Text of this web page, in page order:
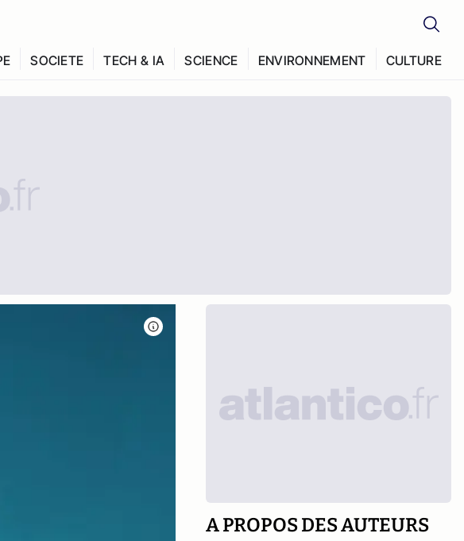
SOCIETE TECH & IA SCIENCE ENVIRONNEMENT CULTURE
A PROPOS DES AUTEURS